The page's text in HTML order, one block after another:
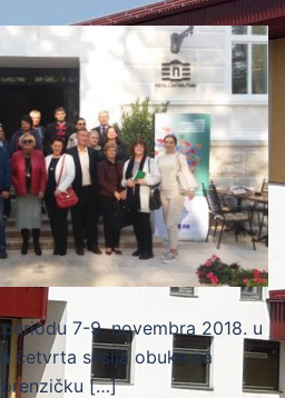
7-9. novembra 2018. u
četvrta sesija obuke za
[…]